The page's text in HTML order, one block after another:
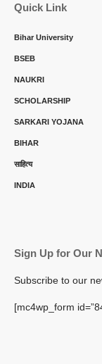
Quick Link
Bihar University
BSEB
NAUKRI
SCHOLARSHIP
SARKARI YOJANA
BIHAR
साहित्य
INDIA
Sign Up for Our
Subscribe to our
[mc4wp_form